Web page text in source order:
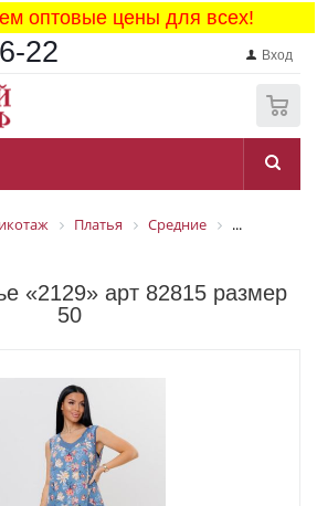
оптовые цены для всех!
22 Вход
Платья Средние ...
«2129» арт 82815 размер
50